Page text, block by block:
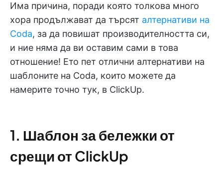
Има причина, поради която толкова много
хора продължават да търсят алтернативи на
Coda, за да повишат производителността си,
и ние няма да ви оставим сами в това
отношение! Ето пет отлични алтернативи на
шаблоните на Coda, които можете да
намерите точно тук, в ClickUp.
1. Шаблон за бележки от
срещи от ClickUp